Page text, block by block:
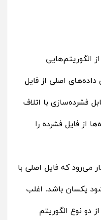
الگوریتم‌هایی
اصلی از فایل
فشرده‌سازی با اتلاف
از فایل فشرده را
می‌رود که فایل اصلی با
یکسان باشد. اغلب
دو نوع الگوریتم